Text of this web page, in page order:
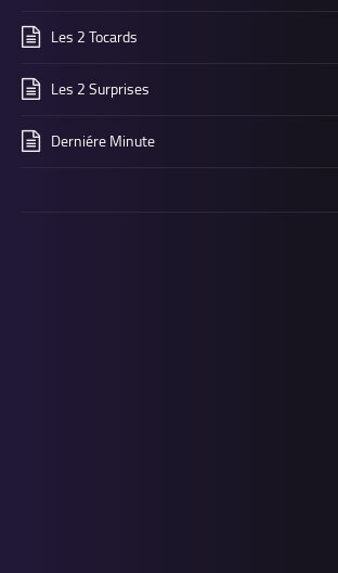
Les 2 Tocards
Les 2 Surprises
Derniére Minute